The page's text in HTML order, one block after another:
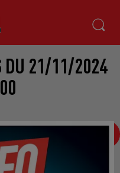
DU 21/11/2024